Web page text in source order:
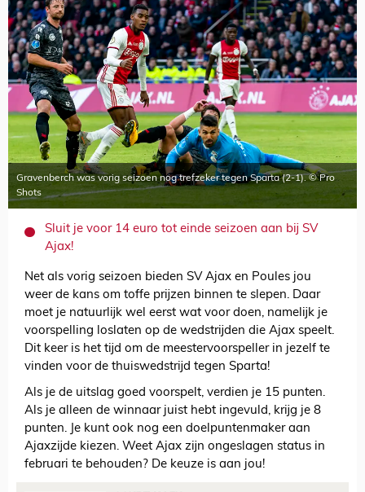
Gravenberch was vorig seizoen nog trefzeker tegen Sparta (2-1). © Pro
Shots
Sluit je voor 14 euro tot einde seizoen aan bij SV
Ajax!
Net als vorig seizoen bieden SV Ajax en Poules jou
weer de kans om toffe prijzen binnen te slepen. Daar
moet je natuurlijk wel eerst wat voor doen, namelijk je
voorspelling loslaten op de wedstrijden die Ajax speelt.
Dit keer is het tijd om de meestervoorspeller in jezelf te
vinden voor de thuiswedstrijd tegen Sparta!
Als je de uitslag goed voorspelt, verdien je 15 punten.
Als je alleen de winnaar juist hebt ingevuld, krijg je 8
punten. Je kunt ook nog een doelpuntenmaker aan
Ajaxzijde kiezen. Weet Ajax zijn ongeslagen status in
februari te behouden? De keuze is aan jou!